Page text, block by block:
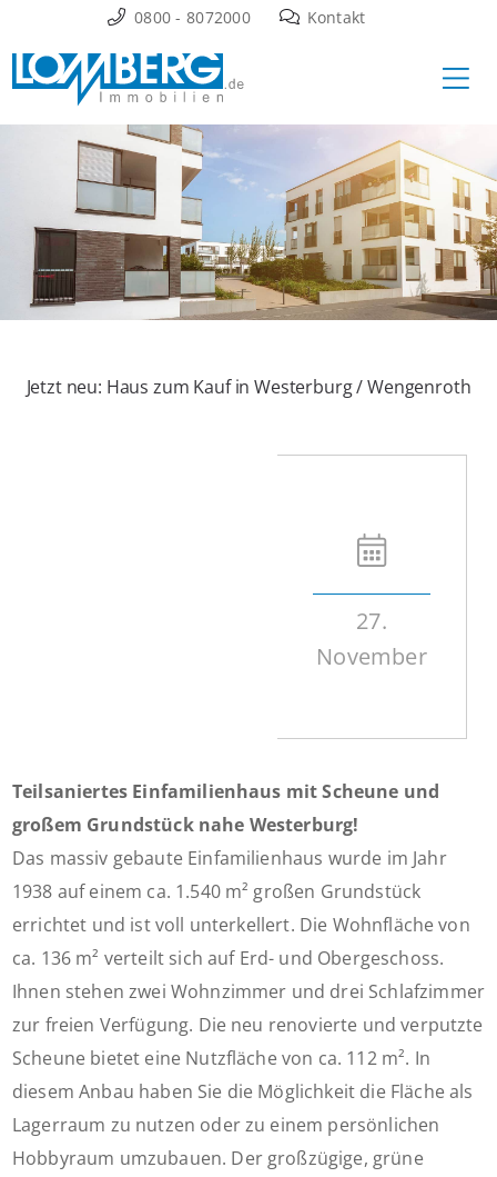
Inhalt
springen
0800 - 8072000 Kontakt
Jetzt neu: Haus zum Kauf in Westerburg / Wengenroth
27.
November
Teilsaniertes Einfamilienhaus mit Scheune und
großem Grundstück nahe Westerburg!
Das massiv gebaute Einfamilienhaus wurde im Jahr
1938 auf einem ca. 1.540 m² großen Grundstück
errichtet und ist voll unterkellert. Die Wohnfläche von
ca. 136 m² verteilt sich auf Erd- und Obergeschoss.
Ihnen stehen zwei Wohnzimmer und drei Schlafzimmer
zur freien Verfügung. Die neu renovierte und verputzte
Scheune bietet eine Nutzfläche von ca. 112 m². In
diesem Anbau haben Sie die Möglichkeit die Fläche als
Lagerraum zu nutzen oder zu einem persönlichen
Hobbyraum umzubauen. Der großzügige, grüne